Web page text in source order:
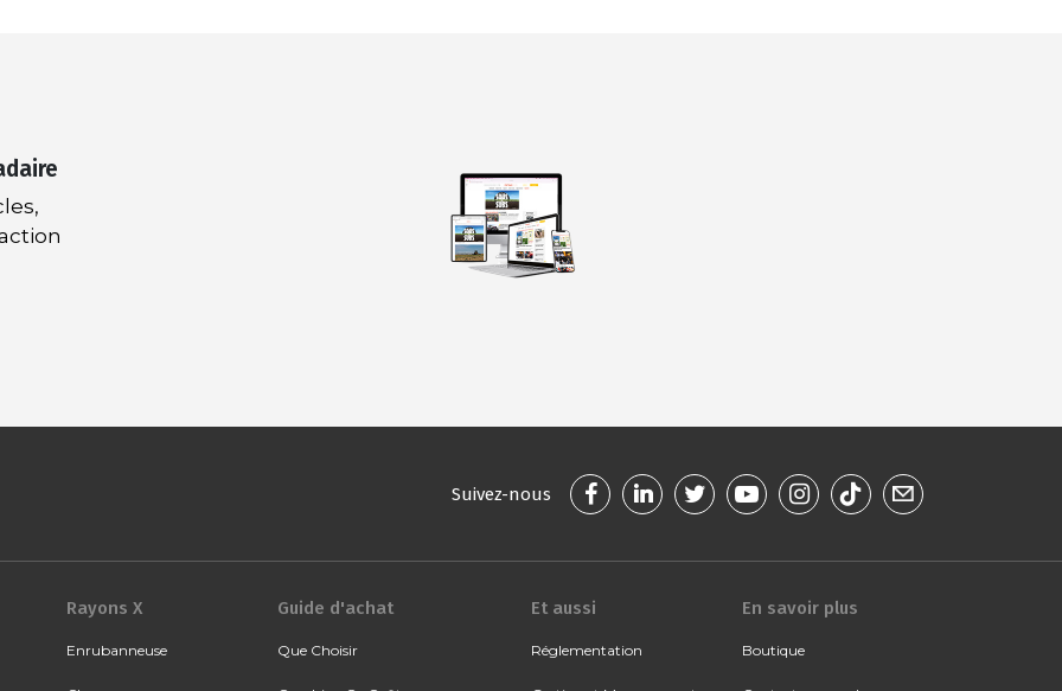
Suivez-nous
Rayons X
Enrubanneuse
Guide d'achat
Que Choisir
Et aussi
Réglementation
En savoir plus
Boutique